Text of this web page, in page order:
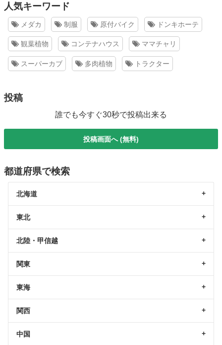
人気キーワード
メダカ 制服 原付バイク ドンキホーテ
観葉植物 コンテナハウス ママチャリ
スーパーカブ 多肉植物 トラクター
投稿
誰でも今すぐ30秒で投稿出来る
投稿画面へ (無料)
都道府県で検索
北海道
東北
北陸・甲信越
関東
東海
関西
中国